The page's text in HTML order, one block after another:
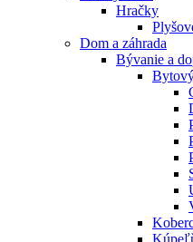
Hračky
Dom a záhrada
Bývanie a